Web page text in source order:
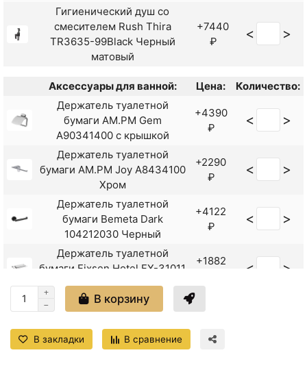
Гигиенический душ со
смесителем Rush Thira
TR3635-99Black Черный
матовый
+7440
₽
< >
Аксессуары для ванной: Цена:
Количество:
Держатель туалетной
бумаги AM.PM Gem
A90341400 с крышкой
+4390
₽
< >
Держатель туалетной
бумаги AM.PM Joy A8434100
Хром
+2290
₽
< >
Держатель туалетной
бумаги Bemeta Dark
104212030 Черный
+4122
₽
< >
Держатель туалетной
бумаги Fixsen Hotel FX-31011
Хром
+1882
< >
Держатель туалетной
Хром
Дозатор для жидкого мыла
В корзину
В закладки В сравнение